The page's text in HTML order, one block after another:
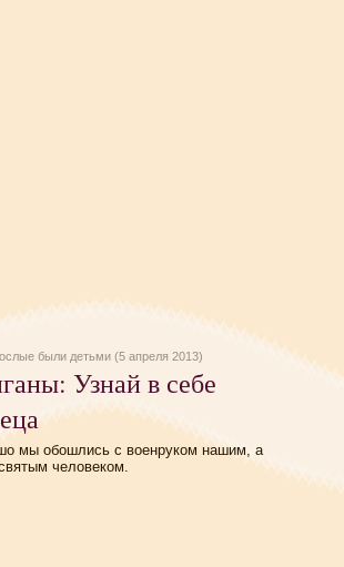
были детьми (5 апреля 2013)
Узнай в себе
мы обошлись с военруком нашим, а
человеком.